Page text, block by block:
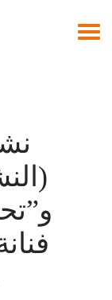
Toggle